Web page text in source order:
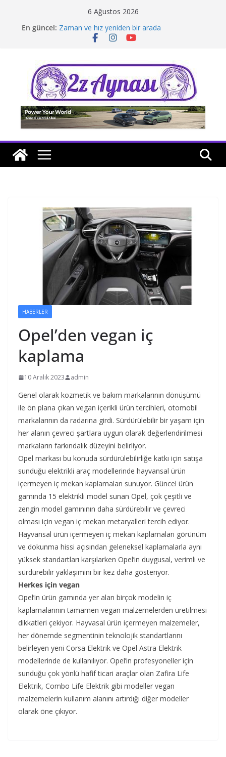
6 Ağustos 2026
En güncel: Zaman ve hız yeniden bir arada
Borusan Next Bodrum’da açıldı
Tatil rotasında test sürüşü
HABERLER
Opel’den vegan iç
kaplama
10 Aralık 2023 admin
Genel olarak kozmetik ve bakım markalarının dönüşümü
ile ön plana çıkan vegan içerikli ürün tercihleri, otomobil
markalarının da radarına girdi. Sürdürülebilir bir yaşam için
her alanın çevreci şartlara uygun olarak değerlendirilmesi
markaların farkındalık düzeyini belirliyor.
Opel markası bu konuda sürdürülebilirliğe katkı için satışa
sunduğu elektrikli araç modellerinde hayvansal ürün
içermeyen iç mekan kaplamaları sunuyor. Güncel ürün
gamında 15 elektrikli model sunan Opel, çok çeşitli ve
zengin model gamınının daha sürdürebilir ve çevreci
olması için vegan iç mekan metaryalleri tercih ediyor.
Hayvansal ürün içermeyen iç mekan kaplamaları görünüm
ve dokunma hissi açısından geleneksel kaplamalarla aynı
yüksek standartları karşılarken Opel’in duygusal, verimli ve
sürdürebilir yaklaşımını bir kez daha gösteriyor.
Herkes için vegan
Opel’in ürün gamında yer alan birçok modelin iç
kaplamalarının tamamen vegan malzemelerden üretilmesi
dikkatleri çekiyor. Hayvasal ürün içermeyen malzemeler,
her dönemde segmentinin teknolojik standartlarını
belirleyen yeni Corsa Elektrik ve Opel Astra Elektrik
modellerinde de kullanılıyor. Opel’in profesyoneller için
sunduğu çok yönlü hafif ticari araçlar olan Zafira Life
Elektrik, Combo Life Elektrik gibi modeller vegan
malzemelerin kullanım alanını artırdığı diğer modeller
olarak öne çıkıyor.